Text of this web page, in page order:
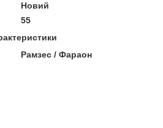
Новий
55
Рамзес / Фараон